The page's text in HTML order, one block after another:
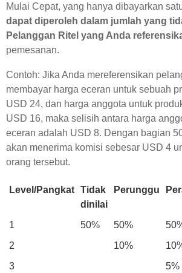
Mulai Cepat, yang hanya dibayarkan
dapat diperoleh dalam jumlah yang
Pelanggan Ritel yang Anda
pemesanan.
Contoh: Jika Anda mereferensikan
membayar harga eceran untuk sebuah
USD 24, dan harga anggota untuk
USD 16, maka selisih antara harga
eceran adalah USD 8. Dengan bagian
akan menerima komisi sebesar USD 4
orang tersebut.
Level/Pangkat Tidak
dinilai
Perunggu
1 50% 50%
2
10%
3
5%